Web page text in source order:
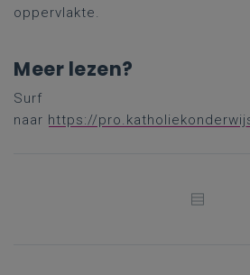
oppervlakte.
Meer lezen?
Surf
naar https://